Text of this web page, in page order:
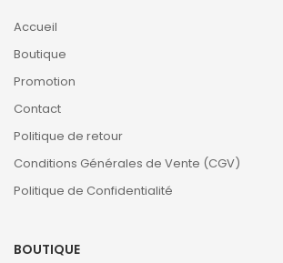
Accueil
Boutique
Promotion
Contact
Politique de retour
Conditions Générales de Vente (CGV)
Politique de Confidentialité
BOUTIQUE